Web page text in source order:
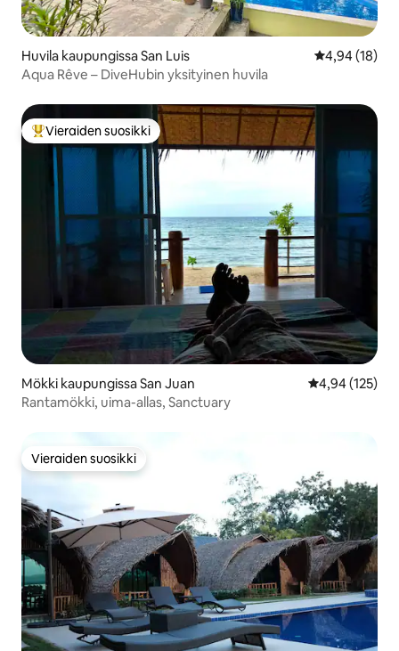
Huvila kaupungissa San Luis
4,94 (18)
Aqua Rêve – DiveHubin yksityinen huvila
Vieraiden suosikkien parhaimmistoa
Vieraiden suosikki
Mökki kaupungissa San Juan
4,94 (125)
Rantamökki, uima-allas, Sanctuary
Vieraiden suosikki
Vieraiden suosikki